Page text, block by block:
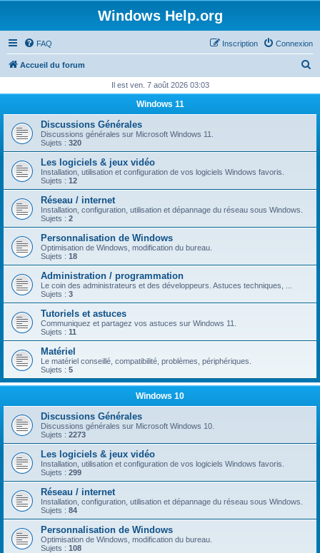
Windows Help.org
FAQ Connexion
Inscription
Accueil du forum
h
r
Il est ven. 7 août 2026 03:03
Windows 11
Discussions Générales
Discussions générales sur Microsoft Windows 11.
Sujets : 320
Les logiciels & jeux vidéo
Installation, utilisation et configuration de vos logiciels Windows favoris.
Sujets : 12
Réseau / internet
Installation, configuration, utilisation et dépannage du réseau sous Windows.
Sujets : 2
Personnalisation de Windows
Optimisation de Windows, modification du bureau.
Sujets : 18
Administration / programmation
Le coin des administrateurs et des développeurs. Astuces techniques, ...
Sujets : 3
Tutoriels et astuces
Communiquez et partagez vos astuces sur Windows 11.
Sujets : 11
Matériel
Le matériel conseillé, compatibilité, problèmes, périphériques.
Sujets : 5
Windows 10
Discussions Générales
Discussions générales sur Microsoft Windows 10.
Sujets : 2273
Les logiciels & jeux vidéo
Installation, utilisation et configuration de vos logiciels Windows favoris.
Sujets : 299
Réseau / internet
Installation, configuration, utilisation et dépannage du réseau sous Windows.
Sujets : 84
Personnalisation de Windows
Optimisation de Windows, modification du bureau.
Sujets : 108